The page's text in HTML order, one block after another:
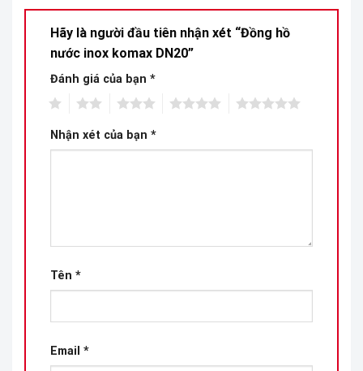
Hãy là người đầu tiên nhận xét “Đồng hồ
nước inox komax DN20”
Đánh giá của bạn *
Nhận xét của bạn *
Tên *
Email *